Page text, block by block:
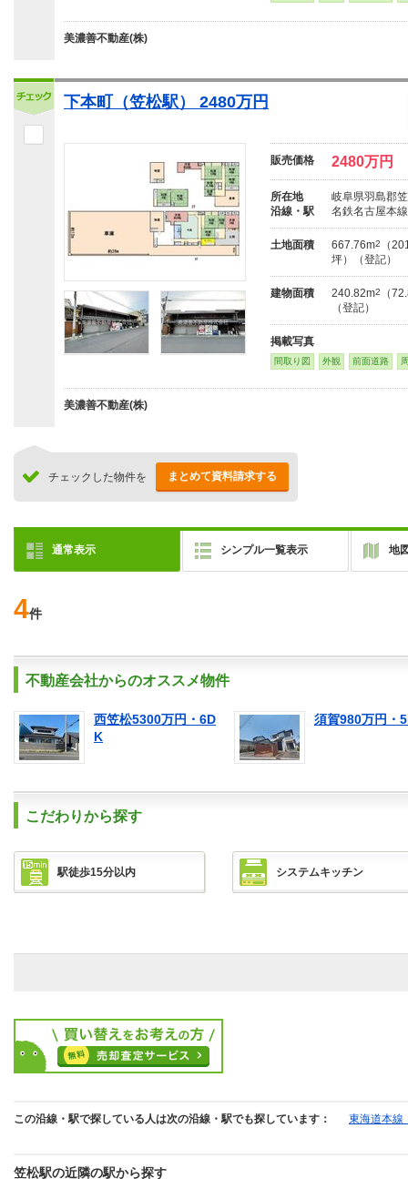
美濃善不動産(株)
下本町（笠松駅） 2480万円
販売価格 2480万円
所在地
岐阜県羽島郡
沿線・駅
名鉄名古屋本
土地面積 667.76m2
（
坪）（登記）
建物面積 240.82m2
（
（登記）
掲載写真
間取り図 外観 前面道路
美濃善不動産(株)
チェックした物件を まとめて資料請求する
通常表示 シンプル一覧表示 地
4件
不動産会社からのオススメ物件
西笠松5300万円・6D
K
須賀980万円・
こだわりから探す
駅徒歩15分以内 システムキッチン
この沿線・駅で探している人は次の沿線・駅でも探しています： 東海道本線
笠松駅の近隣の駅から探す